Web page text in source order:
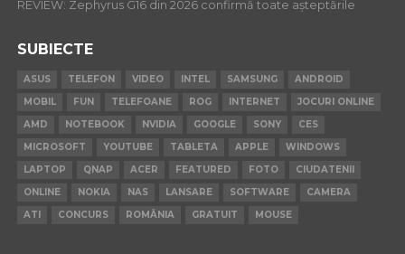
REVIEW: Zephyrus G16 din 2026 confirmă toate așteptările
SUBIECTE
ASUS TELEFON VIDEO INTEL SAMSUNG
ANDROID
MOBIL
FUN TELEFOANE ROG INTERNET
JOCURI ONLINE
AMD
NOTEBOOK NVIDIA GOOGLE SONY
CES
MICROSOFT
YOUTUBE TABLETA APPLE
WINDOWS
LAPTOP
QNAP ACER FEATURED FOTO
CIUDATENII
ONLINE
NOKIA NAS LANSARE SOFTWARE
CAMERA
ATI
CONCURS ROMÂNIA GRATUIT MOUSE